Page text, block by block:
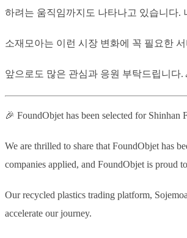
하려는 움직임까지도 나타나고 있습니다.
소재모아는 이런 시장 변화에 꼭 필요한
앞으로도 많은 관심과 응원 부탁드립니다.
🎉 FoundObjet has been selected for Shinhan
We are thrilled to share that FoundObjet has
companies applied, and FoundObjet is proud
Our recycled plastics trading platform,
accelerate our journey.